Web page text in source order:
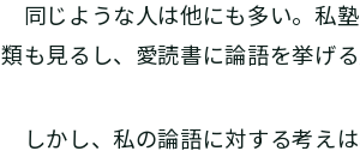
同じような人は他にも多い。私
類も見るし、愛読書に論語を挙げる
しかし、私の論語に対する考え